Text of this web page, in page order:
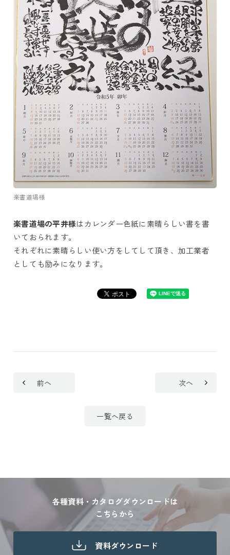
楽書道場様
楽書道場の平井様はカレンダー色紙に素晴らしい書を書
いておられます。
それぞれに素晴らしい使い方をしてして頂き、加工業者
としても励みになります。
前へ
一覧へ戻る
次へ
各種資料・カタログダウンロードは
こちらから
資料ダウンロード